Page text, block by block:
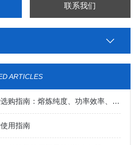
联系我们
ARTICLES
磁悬浮感应熔炼炉选购指南：熔炼纯度、功率效率、系统集成
用指南